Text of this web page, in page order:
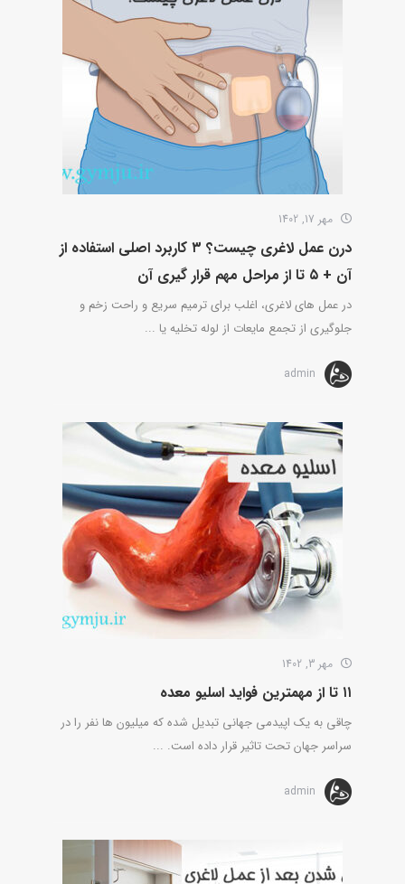
مهر 17, 1402
درن عمل لاغری چیست؟ ۳ کاربرد اصلی استفاده از
آن + ۵ تا از مراحل مهم قرار گیری آن
در عمل های لاغری، اغلب برای ترمیم سریع و راحت زخم و
جلوگیری از تجمع مایعات از لوله تخلیه یا ...
admin
مهر 3, 1402
۱۱ تا از مهمترین فواید اسلیو معده
چاقی به یک اپیدمی جهانی تبدیل شده که میلیون ها نفر را در
سراسر جهان تحت تاثیر قرار داده است. ...
admin